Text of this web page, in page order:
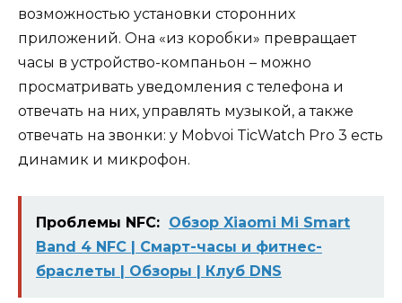
возможностью установки сторонних
приложений. Она «из коробки» превращает
часы в устройство-компаньон – можно
просматривать уведомления с телефона и
отвечать на них, управлять музыкой, а также
отвечать на звонки: у Mobvoi TicWatch Pro 3 есть
динамик и микрофон.
Проблемы NFC: Обзор Xiaomi Mi Smart
Band 4 NFC | Смарт-часы и фитнес-
браслеты | Обзоры | Клуб DNS